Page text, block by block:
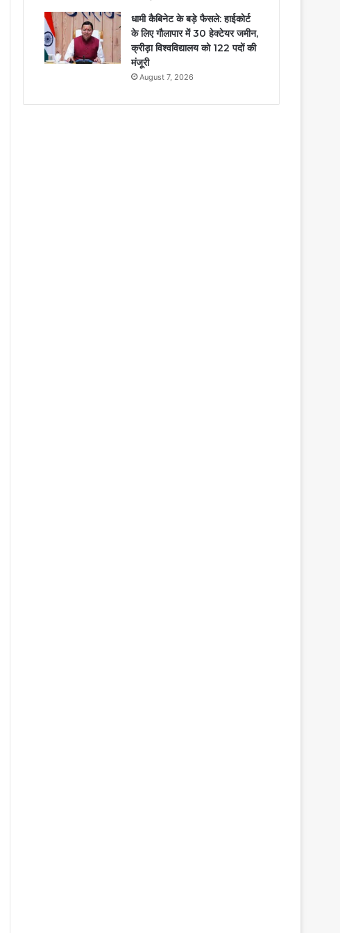
धामी कैबिनेट के बड़े फैसले: हाईकोर्ट
के लिए गौलापार में 30 हेक्टेयर जमीन,
क्रीड़ा विश्वविद्यालय को 122 पदों की
मंजूरी
August 7, 2026